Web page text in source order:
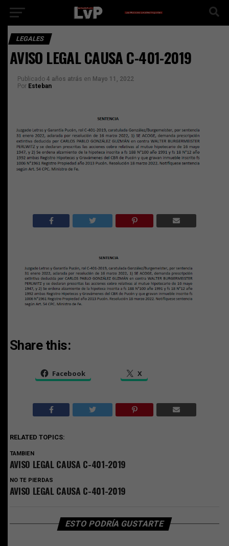
LEGALES
AVISO LEGAL CAUSA C-401-2019
Publicado 4 años atrás en Mayo 11, 2022
Por Esteban
Share this:
Facebook X
RELATED TOPICS:
TAMBIEN
AVISO LEGAL CAUSA C-401-2019
NO TE PIERDAS
AVISO LEGAL CAUSA C-401-2019
ESTO PODRÍA GUSTARTE